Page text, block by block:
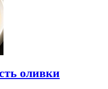
оливки